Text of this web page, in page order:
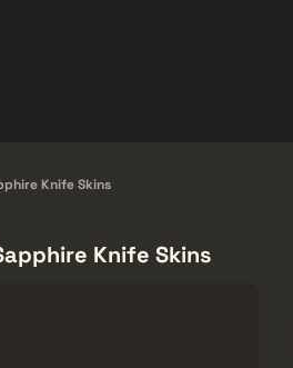
Knife Skins
Knife Skins